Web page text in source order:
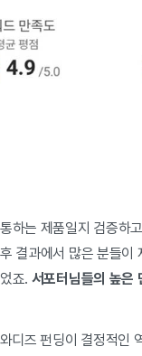
하는 제품일지 검증하
결과에서 많은 분들이
죠. 서포터님들의 높은
디즈 펀딩이 결정적인